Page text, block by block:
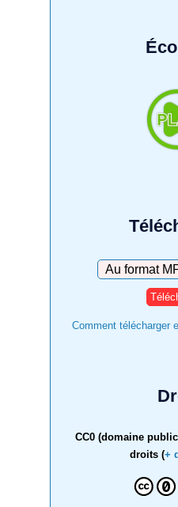
Télécharger
Comment télécharger
CC0 (domaine
droits (+